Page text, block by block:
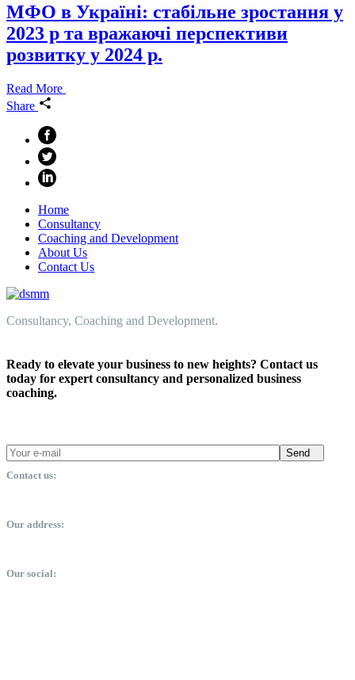
МФО в Україні: стабільне зростання у
2023 р та вражаючі перспективи
розвитку у 2024 р.
Read More
Share
Home
Consultancy
Coaching and Development
About Us
Contact Us
Consultancy, Coaching and Development.
Ready to elevate your business to new heights? Contact us
today for expert consultancy and personalized business
coaching.
Send
Contact us:
Our address:
Our social: